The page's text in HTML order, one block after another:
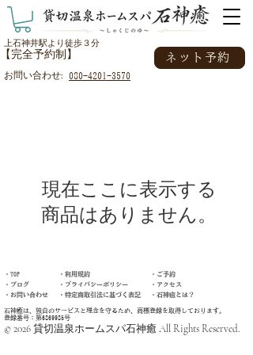
上石神井駅より徒歩３分
【完全予約制】
080-4201-3570
お問い合わせ:
ネット予約
現在ここに表示する
商品はありません。
・TOP
・ブログ
​・お問い合わせ
・利用規約
・プライバシーポリシー
・特定商取引法に基づく表記
・ご予約
​・アクセス
​​・石神癒とは？
石神癒は、独自のサービスと理念を守るため、商標登録を取得しております。
登録番号：第6869985号
© 2026 貸切温泉ホームスパ石神癒 All Rights Reserved.